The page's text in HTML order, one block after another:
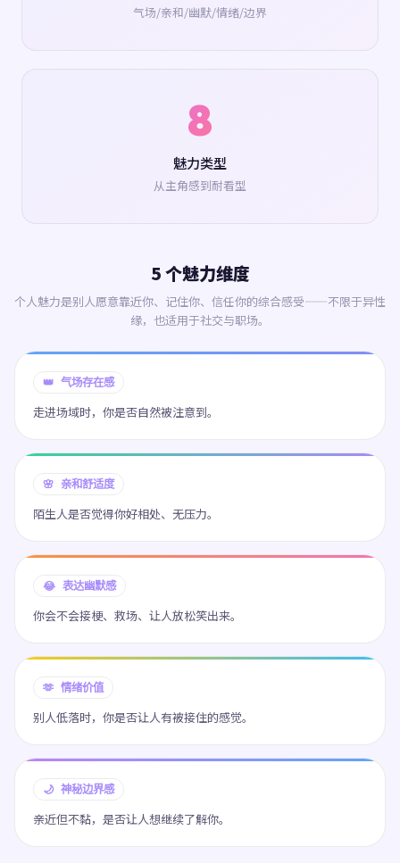
气场/亲和/幽默/情绪/边界
8
魅力类型
从主角感到耐看型
5 个魅力维度
个人魅力是别人愿意靠近你、记住你、信任你的综合感受——不限于异性
缘，也适用于社交与职场。
👑 气场存在感
走进场域时，你是否自然被注意到。
🌸 亲和舒适度
陌生人是否觉得你好相处、无压力。
😂 表达幽默感
你会不会接梗、救场、让人放松笑出来。
🫶 情绪价值
别人低落时，你是否让人有被接住的感觉。
🌙 神秘边界感
亲近但不黏，是否让人想继续了解你。